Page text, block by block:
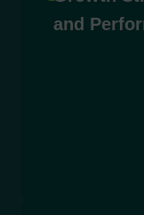
and